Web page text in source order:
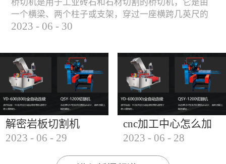
桥切机是用于工业砖石和石材切割的桥切机，它是由
一个横梁、两个柱子或支架，穿过一座横跨几英尺的
桥而构成，因其形状而得名。随着石材和工业砖石的
是用于实现快速切割大型石材和工业砖石的机器，具
有高效、节能、环保等优点，是现代建筑行业必不可
少的设备之一。但是，如何选择合适的桥切机厂家也
是很多消费者不得不面对的问题。选择一个靠谱的桥
切机厂家，是保证桥切机使用效果和...
2023 - 06 - 30
解密岩板切割机
2023 - 06 - 29
cnc加工中心怎么加
工石材
2023 - 06 - 28